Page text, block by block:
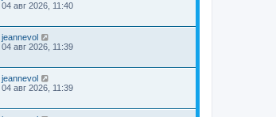
04 авг 2026, 11:40
jeannevol
04 авг 2026, 11:39
jeannevol
04 авг 2026, 11:39